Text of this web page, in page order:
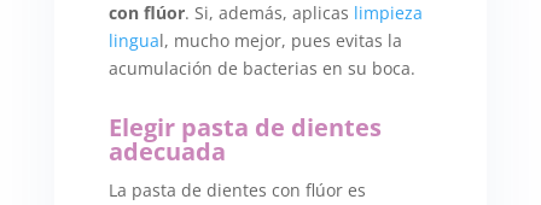
con flúor. Si, además, aplicas limpieza
lingual, mucho mejor, pues evitas la
acumulación de bacterias en su boca.
Elegir pasta de dientes
adecuada
La pasta de dientes con flúor es